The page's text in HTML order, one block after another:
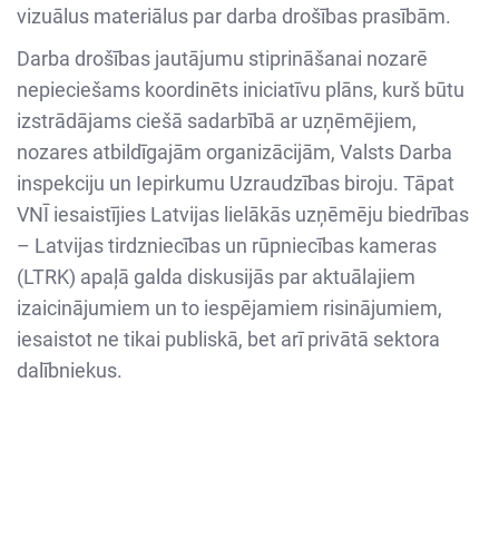
vizuālus materiālus par darba drošības prasībām.
Darba drošības jautājumu stiprināšanai nozarē
nepieciešams koordinēts iniciatīvu plāns, kurš būtu
izstrādājams ciešā sadarbībā ar uzņēmējiem,
nozares atbildīgajām organizācijām, Valsts Darba
inspekciju un Iepirkumu Uzraudzības biroju. Tāpat
VNĪ iesaistījies Latvijas lielākās uzņēmēju biedrības
– Latvijas tirdzniecības un rūpniecības kameras
(LTRK) apaļā galda diskusijās par aktuālajiem
izaicinājumiem un to iespējamiem risinājumiem,
iesaistot ne tikai publiskā, bet arī privātā sektora
dalībniekus.